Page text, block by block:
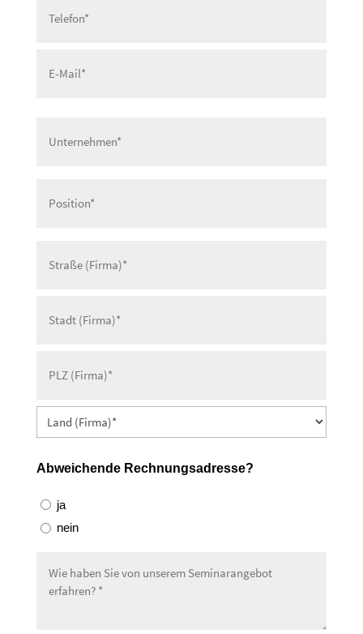
Abweichende Rechnungsadresse?
ja
nein